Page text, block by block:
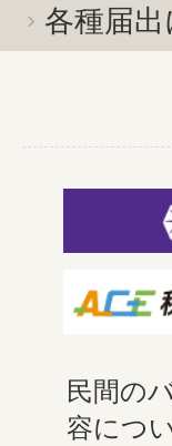
各種届
民間の
容につ